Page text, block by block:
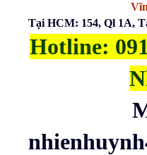
Tại HCM: 154, Ql 1A,
Hotline: